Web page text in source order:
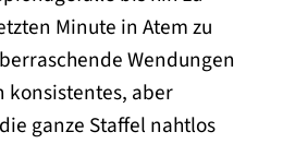
Minute in Atem zu
Wendungen
aber
ganze Staffel nahtlos